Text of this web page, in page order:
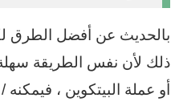
بالحديث عن أفضل الطرق
ذلك لأن نفس الطريقة
أو عملة البيتكوين ،